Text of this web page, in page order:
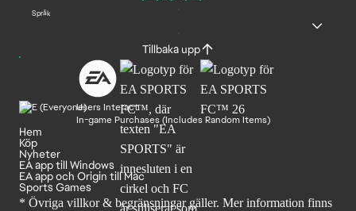
Språk
Tillbaka upp
Users Interact
In-game Purchases (Includes Random Items)
Hem
Köp
Nyheter
EA app till Windows
EA app och Origin till Mac
Sports Games
* Övriga villkor & begränsningar gäller. Merinformation finns